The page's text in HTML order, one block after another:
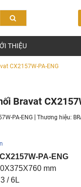
THIỆU
CX2157W-PA-ENG
Bravat
PA-ENG |Thương hiệu:
CX2157W-PA-ENG
mm
/ 6L